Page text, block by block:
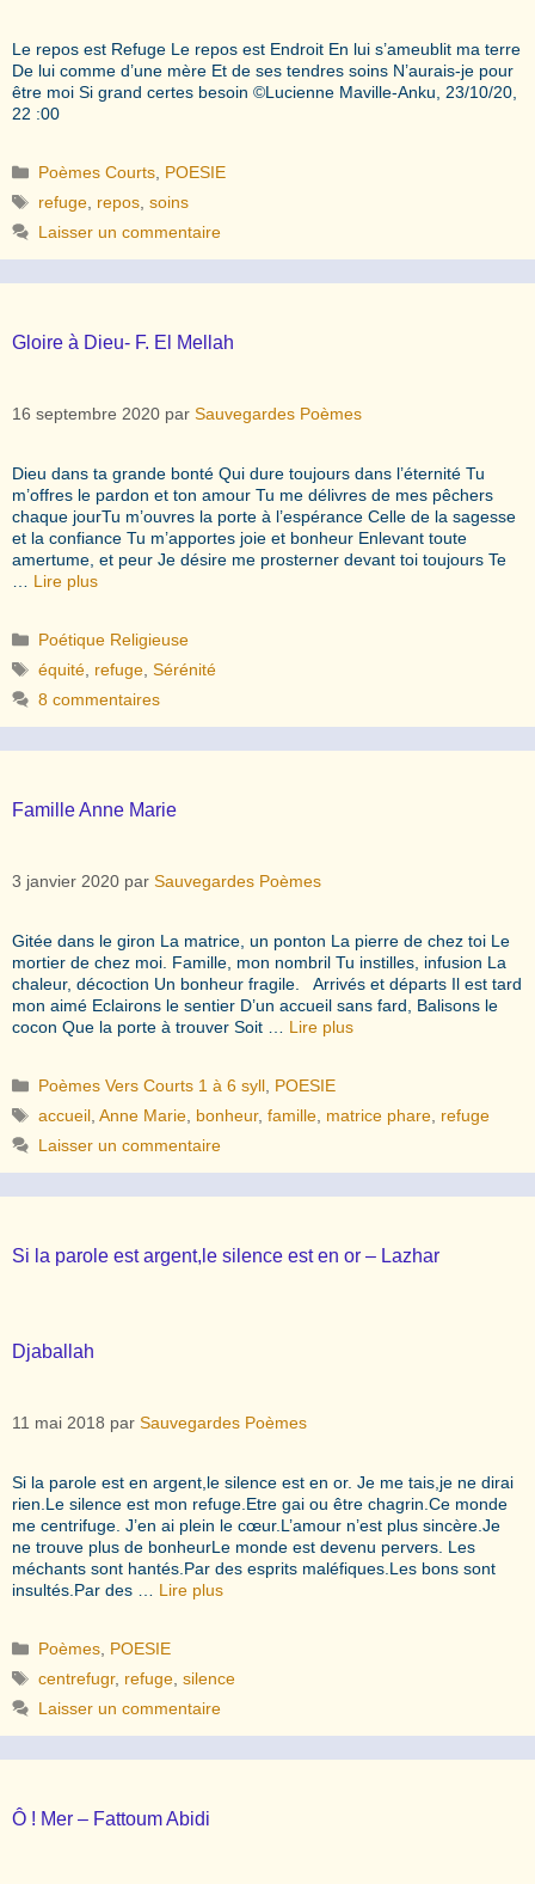
Le repos est Refuge Le repos est Endroit En lui s’ameublit ma terre
De lui comme d’une mère Et de ses tendres soins N’aurais-je pour
être moi Si grand certes besoin ©Lucienne Maville-Anku, 23/10/20,
22 :00
Catégories
Poèmes Courts POESIE
Étiquettes
refuge repos ,soins
Laisser un commentaire
Gloire à Dieu- F. El Mellah
16 septembre 2020 par Sauvegardes Poèmes
Dieu dans ta grande bonté Qui dure toujours dans l’éternité Tu
m’offres le pardon et ton amour Tu me délivres de mes pêchers
chaque jourTu m’ouvres la porte à l’espérance Celle de la sagesse
et la confiance Tu m’apportes joie et bonheur Enlevant toute
amertume, et peur Je désire me prosterner devant toi toujours Te
Lire plus
Catégories
Poétique Religieuse
Étiquettes
équité refuge ,Sérénité
8 commentaires
Famille Anne Marie
3 janvier 2020 par Sauvegardes Poèmes
Gitée dans le giron La matrice, un ponton La pierre de chez toi Le
mortier de chez moi. Famille, mon nombril Tu instilles, infusion La
chaleur, décoction Un bonheur fragile. Arrivés et départs Il est tard
mon aimé Eclairons le sentier D’un accueil sans fard, Balisons le
cocon Que la porte à trouver Soit … Lire plus
Catégories
Poèmes Vers Courts 1 à 6 syll POESIE
Étiquettes
accueil ,Anne Marie bonheur,famille matrice phare refuge
Laisser un commentaire
Si la parole est argent,le silence est en or – Lazhar
Djaballah
11 mai 2018 par Sauvegardes Poèmes
Si la parole est en argent,le silence est en or. Je me tais,je ne dirai
rien.Le silence est mon refuge.Etre gai ou être chagrin.Ce monde
me centrifuge. J’en ai plein le cœur.L’amour n’est plus sincère.Je
ne trouve plus de bonheurLe monde est devenu pervers. Les
méchants sont hantés.Par des esprits maléfiques.Les bons sont
insultés.Par des … Lire plus
Catégories
Poèmes POESIE
Étiquettes
centrefugr, refuge ,silence
Laisser un commentaire
Ô ! Mer – Fattoum Abidi